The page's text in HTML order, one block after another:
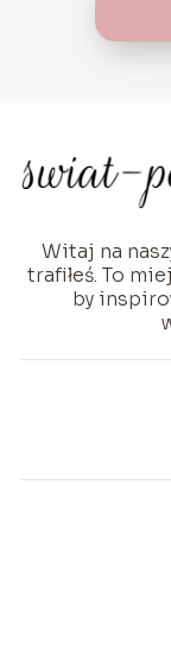
Witaj na
trafiłeś. To
by